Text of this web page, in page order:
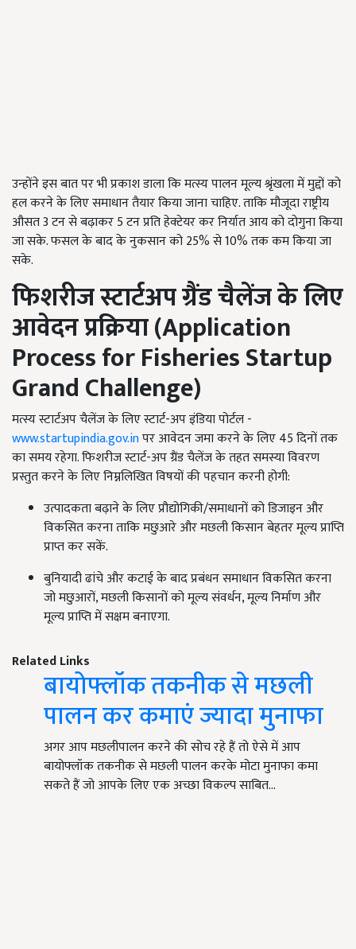
उन्होंने इस बात पर भी प्रकाश डाला कि मत्स्य पालन मूल्य श्रृंखला में मुद्दों को
हल करने के लिए समाधान तैयार किया जाना चाहिए. ताकि मौजूदा राष्ट्रीय
औसत 3 टन से बढ़ाकर 5 टन प्रति हेक्टेयर कर निर्यात आय को दोगुना किया
जा सके. फसल के बाद के नुकसान को 25% से 10% तक कम किया जा
सके.
फिशरीज स्टार्टअप ग्रैंड चैलेंज के लिए
आवेदन प्रक्रिया (Application
Process for Fisheries Startup
Grand Challenge)
मत्स्य स्टार्टअप चैलेंज के लिए स्टार्ट-अप इंडिया पोर्टल -
www.startupindia.gov.inपर आवेदन जमा करने के लिए 45 दिनों तक
का समय रहेगा. फिशरीज स्टार्ट-अप ग्रैंड चैलेंज के तहत समस्या विवरण
प्रस्तुत करने के लिए निम्नलिखित विषयों की पहचान करनी होगी:
उत्पादकता बढ़ाने के लिए प्रौद्योगिकी/समाधानों को डिजाइन और
विकसित करना ताकि मछुआरे और मछली किसान बेहतर मूल्य प्राप्ति
प्राप्त कर सकें.
बुनियादी ढांचे और कटाई के बाद प्रबंधन समाधान विकसित करना
जो मछुआरों, मछली किसानों को मूल्य संवर्धन, मूल्य निर्माण और
मूल्य प्राप्ति में सक्षम बनाएगा.
Related Links
बायोफ्लॉक तकनीक से मछली
पालन कर कमाएं ज्यादा मुनाफा
अगर आप मछलीपालन करने की सोच रहे हैं तो ऐसे में आप
बायोफ्लॉक तकनीक से मछली पालन करके मोटा मुनाफा कमा
सकते हैं जो आपके लिए एक अच्छा विकल्प साबित…